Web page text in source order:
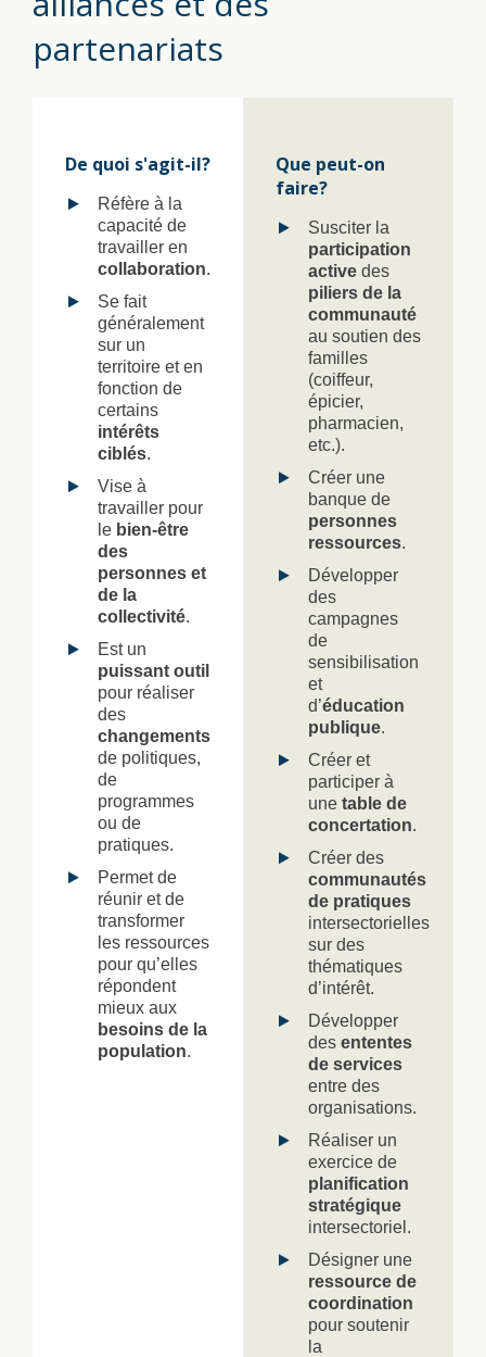
partenariats
De quoi s'agit-il?
Réfère à la
capacité de
travailler en
collaboration.
Se fait
généralement
sur un
territoire et en
fonction de
certains
intérêts
ciblés.
Vise à
travailler pour
le bien-être
des
personnes et
de la
collectivité.
Est un
puissant outil
pour réaliser
des
changements
de politiques,
de
programmes
ou de
pratiques.
Permet de
réunir et de
transformer
les ressources
pour qu’elles
répondent
mieux aux
besoins de la
population.
Que peut-on
faire?
Susciter la
participation
active des
piliers de la
communauté
au soutien des
familles
(coiffeur,
épicier,
pharmacien,
etc.).
Créer une
banque de
personnes
ressources.
Développer
des
campagnes
de
sensibilisation
et
d’éducation
publique.
Créer et
participer à
une table de
concertation.
Créer des
communautés
de pratiques
intersectorielles
sur des
thématiques
d’intérêt.
Développer
des ententes
de services
entre des
organisations.
Réaliser un
exercice de
planification
stratégique
intersectoriel.
Désigner une
ressource de
coordination
pour soutenir
la